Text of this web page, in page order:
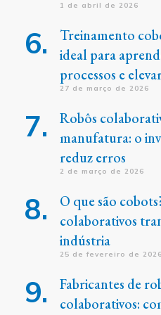
1 de abril de 2026
Treinamento
ideal para
processos e
27 de março de 2026
Robôs
manufatura: o
reduz erros
2 de março de 2026
O que são
colaborativos
indústria
25 de fevereiro de 2026
Fabricantes de
colaborativos: